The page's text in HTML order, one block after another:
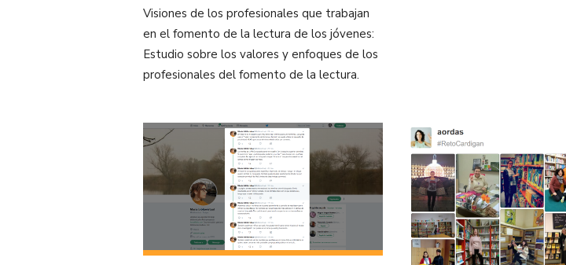
Visiones de los profesionales que trabajan
en el fomento de la lectura de los jóvenes:
Estudio sobre los valores y enfoques de los
profesionales del fomento de la lectura.